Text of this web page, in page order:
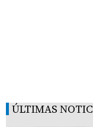
ÚLTIMAS